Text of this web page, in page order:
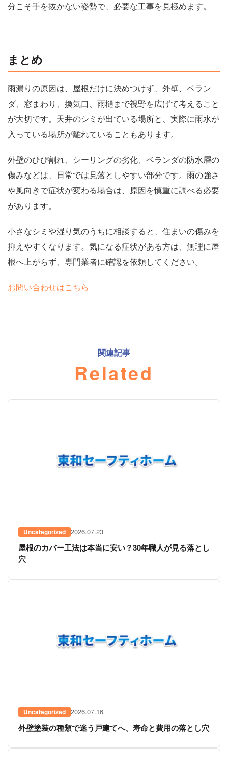
分こそ手を抜かない姿勢で、必要な工事を見極めます。
まとめ
雨漏りの原因は、屋根だけに決めつけず、外壁、ベラン
ダ、窓まわり、換気口、雨樋まで視野を広げて考えること
が大切です。天井のシミが出ている場所と、実際に雨水が
入っている場所が離れていることもあります。
外壁のひび割れ、シーリングの劣化、ベランダの防水層の
傷みなどは、日常では見落としやすい部分です。雨の強さ
や風向きで症状が変わる場合は、原因を慎重に調べる必要
があります。
小さなシミや湿り気のうちに相談すると、住まいの傷みを
抑えやすくなります。気になる症状がある方は、無理に屋
根へ上がらず、専門業者に確認を依頼してください。
お問い合わせはこちら
関連記事
Related
Uncategorized 2026.07.23
屋根のカバー工法は本当に安い？30年職人が見る落とし
穴
Uncategorized 2026.07.16
外壁塗装の種類で迷う戸建てへ、寿命と費用の落とし穴